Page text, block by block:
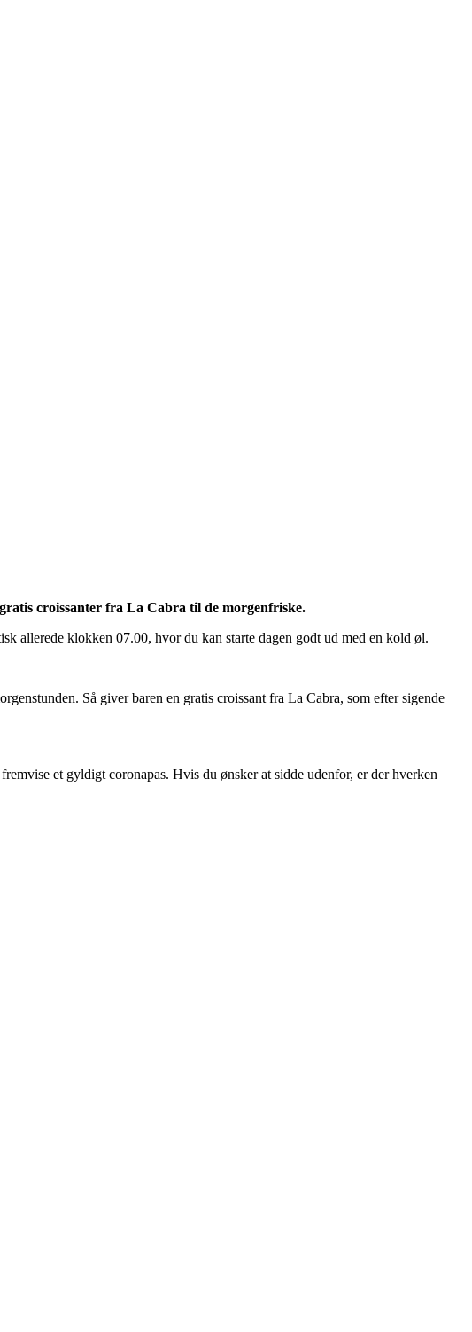
croissanter fra La Cabra til de morgenfriske.
allerede klokken 07.00, hvor du kan starte dagen godt ud med en kold øl.
Så giver baren en gratis croissant fra La Cabra, som efter sigende
et gyldigt coronapas. Hvis du ønsker at sidde udenfor, er der hverken